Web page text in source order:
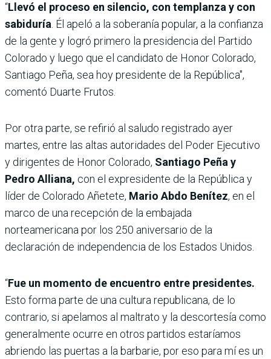
“Llevó el proceso en silencio, con templanza y con
sabiduría . Él apeló a la soberanía popular, a la confianza
de la gente y logró primero la presidencia del Partido
Colorado y luego que el candidato de Honor Colorado,
Santiago Peña, sea hoy presidente de la República",
comentó Duarte Frutos.
Por otra parte, se refirió al saludo registrado ayer
martes, entre las altas autoridades del Poder Ejecutivo
y dirigentes de Honor Colorado, Santiago Peña y
Pedro Alliana, con el expresidente de la República y
líder de Colorado Añetete, Mario Abdo Benítez, en el
marco de una recepción de la embajada
norteamericana por los 250 aniversario de la
declaración de independencia de los Estados Unidos.
“Fue un momento de encuentro entre presidentes.
Esto forma parte de una cultura republicana, de lo
contrario, si apelamos al maltrato y la descortesía como
generalmente ocurre en otros partidos estaríamos
abriendo las puertas a la barbarie, por eso para mí es un